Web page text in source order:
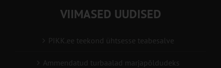
VIIMASED UUDISED
PIKK.ee teekond ühtsesse teabesalve
Ammendatud turbaalad marjapõldudeks